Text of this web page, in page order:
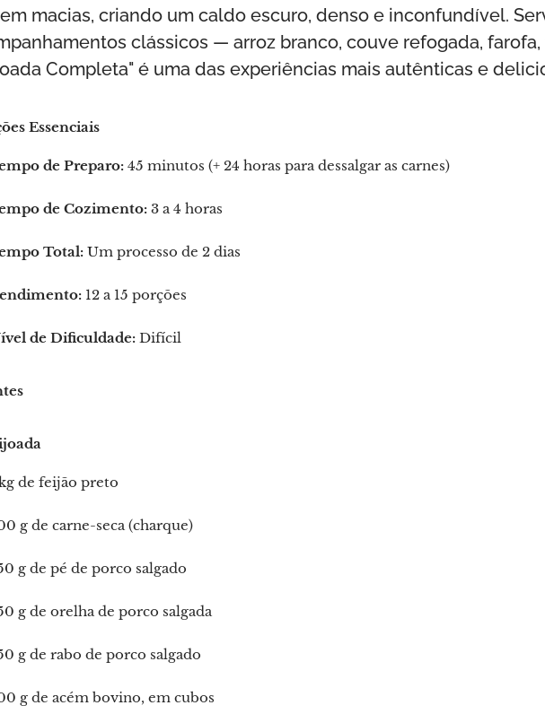
macias, criando um caldo escuro, denso e inconfundível.
clássicos — arroz branco, couve refogada,
Completa" é uma das experiências mais autênticas e
Essenciais
de Preparo: 45 minutos (+ 24 horas para dessalgar as carnes)
de Cozimento: 3 a 4 horas
Total: Um processo de 2 dias
12 a 15 porções
de Dificuldade: Difícil
de feijão preto
g de carne-seca (charque)
g de pé de porco salgado
g de orelha de porco salgada
g de rabo de porco salgado
g de acém bovino, em cubos